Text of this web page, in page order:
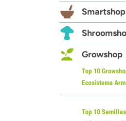
Smartshop
Growshop
Top 10
Ecosistema
Top 10